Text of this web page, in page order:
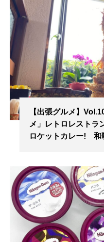
【出張グルメ】
メ」レトロレストラ
ロケットカレー! 和